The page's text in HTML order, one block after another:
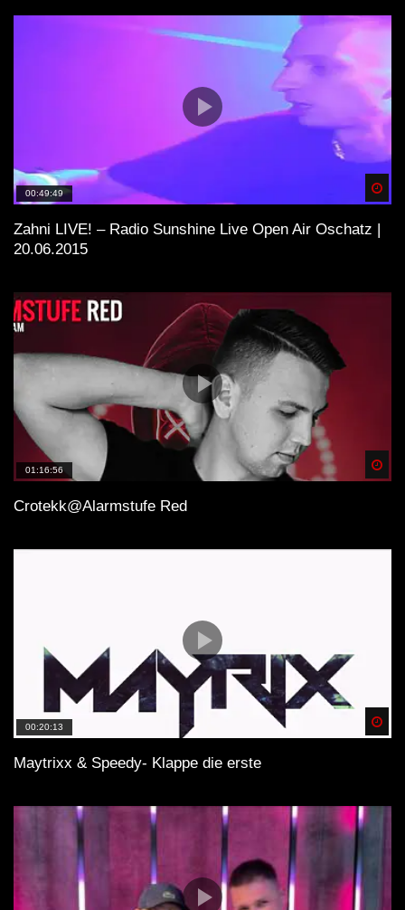
00:49:49
Zahni LIVE! – Radio Sunshine Live Open Air Oschatz |
20.06.2015
01:16:56
Crotekk@Alarmstufe Red
00:20:13
Maytrixx & Speedy- Klappe die erste